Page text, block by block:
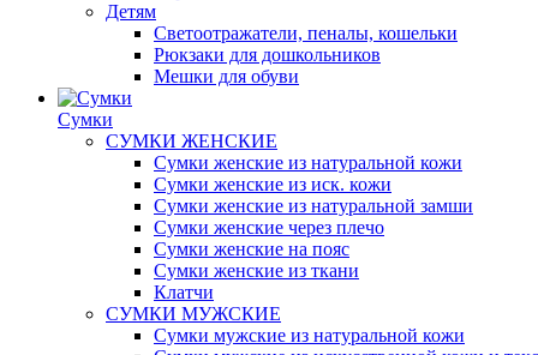
Детям
Светоотражатели, пеналы, кошельки
Рюкзаки для дошкольников
Мешки для обуви
Сумки
СУМКИ ЖЕНСКИЕ
Сумки женские из натуральной кожи
Сумки женские из иск. кожи
Сумки женские из натуральной замши
Сумки женские через плечо
Сумки женские на пояс
Сумки женские из ткани
Клатчи
СУМКИ МУЖСКИЕ
Сумки мужские из натуральной кожи